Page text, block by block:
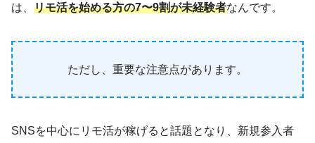
は、 リモ活を始める方の7〜9割が未経験者なんです。
ただし、重要な注意点があります。
SNSを中心にリモ活が稼げると話題となり、新規参入者